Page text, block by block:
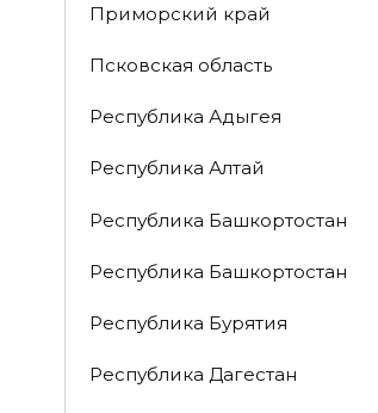
Приморский край
Псковская область
Республика Адыгея
Республика Алтай
Республика Башкортостан
Республика Башкортостан
Республика Бурятия
Республика Дагестан